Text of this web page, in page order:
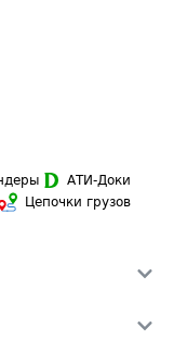
АТИ-Доки
Цепочки грузов